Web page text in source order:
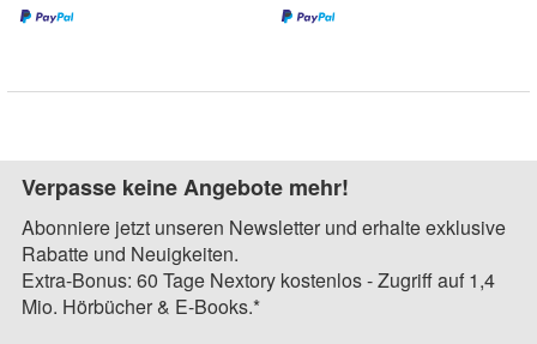
Verpasse keine Angebote mehr!
Abonniere jetzt unseren Newsletter und erhalte exklusive
Rabatte und Neuigkeiten.
Extra-Bonus: 60 Tage Nextory kostenlos - Zugriff auf 1,4
Mio. Hörbücher & E-Books.*